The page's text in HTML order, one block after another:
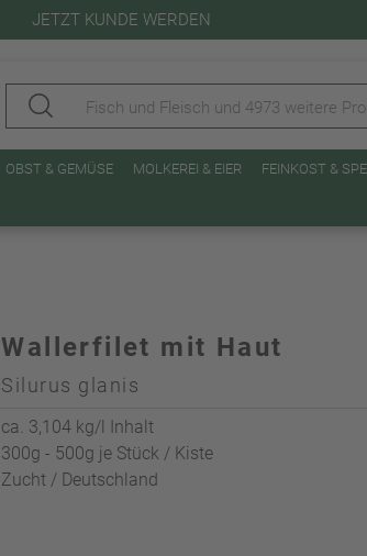
JETZT KUNDE WERDEN
OBST & GEMÜSE MOLKEREI & EIER FEINKOST &
Wallerfilet mit Haut
Silurus glanis
ca. 3,104 kg/l Inhalt
300g - 500g je Stück / Kiste
Zucht / Deutschland